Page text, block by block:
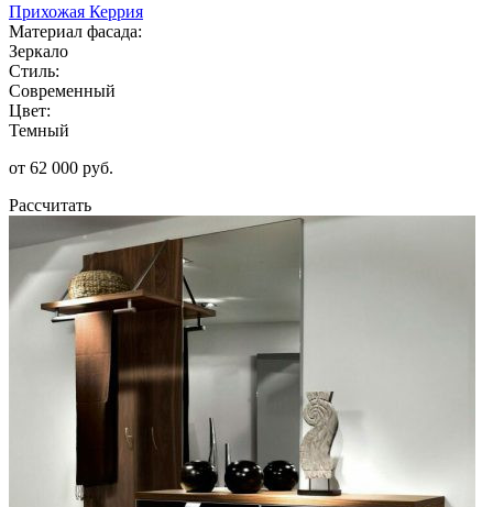
Прихожая Керрия
Материал фасада:
Зеркало
Стиль:
Современный
Цвет:
Темный
от 62 000 руб.
Рассчитать